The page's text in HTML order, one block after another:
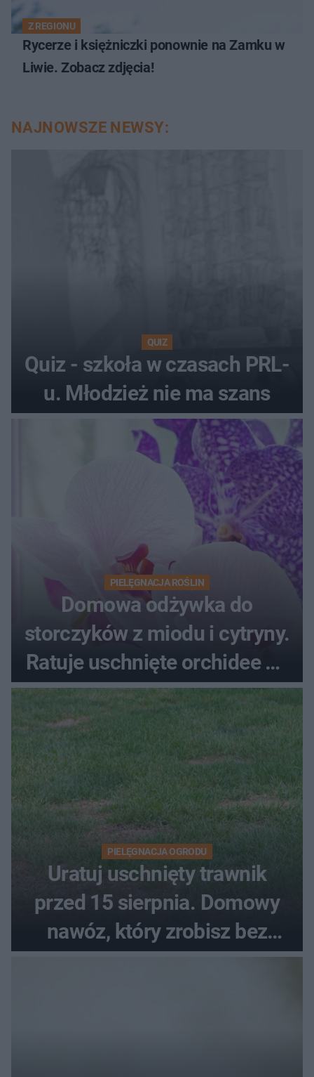
Z REGIONU
Rycerze i księżniczki ponownie na Zamku w
Liwie. Zobacz zdjęcia!
NAJNOWSZE NEWSY:
QUIZ
Quiz - szkoła w czasach PRL-
u. Młodzież nie ma szans
PIELĘGNACJA ROŚLIN
Domowa odżywka do
storczyków z miodu i cytryny.
Ratuje uschnięte orchidee po
upałach
PIELĘGNACJA OGRODU
Uratuj uschnięty trawnik
przed 15 sierpnia. Domowy
nawóz, który zrobisz bez
wydawania pieniędzy